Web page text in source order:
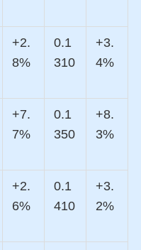
+2.
8%
0.1
310
+3.
4%
+7.
7%
0.1
350
+8.
3%
+2.
6%
0.1
410
+3.
2%